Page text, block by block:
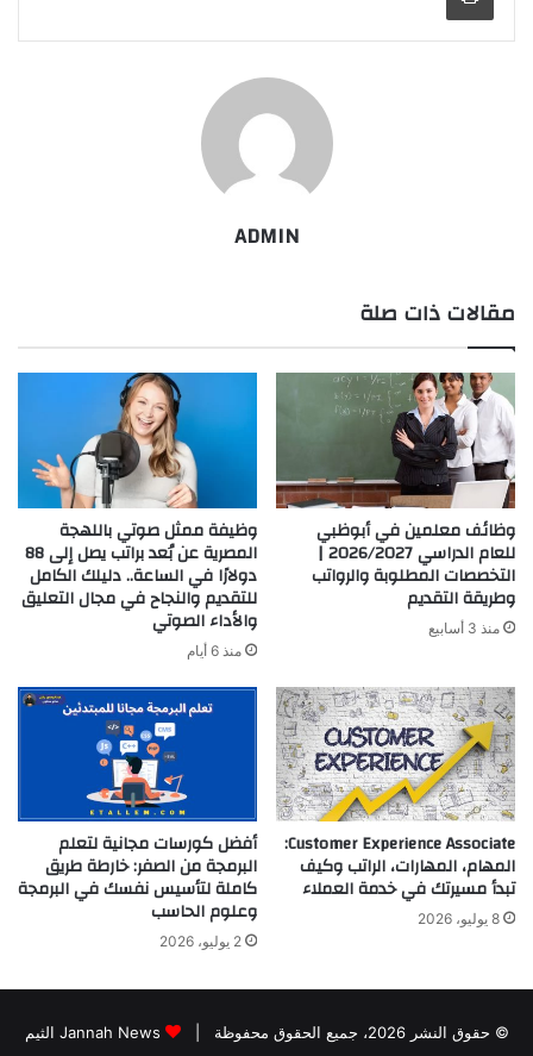
ADMIN
مقالات ذات صلة
وظائف معلمين في أبوظبي
للعام الدراسي 2026/2027 |
التخصصات المطلوبة والرواتب
وطريقة التقديم
منذ 3 أسابيع
وظيفة ممثل صوتي باللهجة
المصرية عن بُعد براتب يصل إلى 88
دولارًا في الساعة.. دليلك الكامل
للتقديم والنجاح في مجال التعليق
والأداء الصوتي
منذ 6 أيام
Customer Experience Associate:
المهام، المهارات، الراتب وكيف
تبدأ مسيرتك في خدمة العملاء
8 يوليو، 2026
أفضل كورسات مجانية لتعلم
البرمجة من الصفر: خارطة طريق
كاملة لتأسيس نفسك في البرمجة
وعلوم الحاسب
2 يوليو، 2026
© حقوق النشر 2026، جميع الحقوق محفوظة | Jannah News الثيم